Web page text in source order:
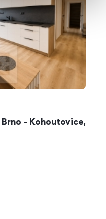
Brno - Kohoutovice,